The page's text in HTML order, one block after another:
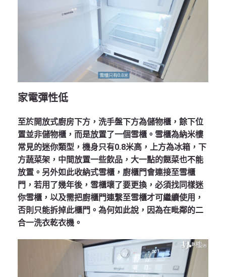
家電彈性低
至於開放式廚房下方，洗手盤下方為儲物櫃，餘下位
置並非儲物櫃，而是放置了一個雪櫃。雪櫃為納米樓
常見的迷你類型，機身只有0.8米高，上方為冰箱，下
方蔬菜架，中間放置一些飲品，大一點的餸菜也不能
放置。另外如此收納式雪櫃，廚櫃門會連接至雪櫃
門，若用了幾年後，雪櫃壞了要更換，必須找同樣迷
你雪櫃，以及需把廚櫃門連繫至雪櫃才可繼續使用，
否則只能拆掉此櫃門。為何如此說，因為在毗鄰的二
合一洗衣乾衣機。